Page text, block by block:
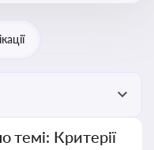
темі: Критерії